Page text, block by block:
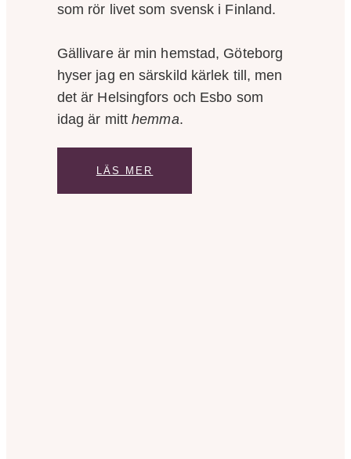
som rör livet som svensk i Finland.
Gällivare är min hemstad, Göteborg
hyser jag en särskild kärlek till, men
det är Helsingfors och Esbo som
idag är mitthemma.
LÄS MER